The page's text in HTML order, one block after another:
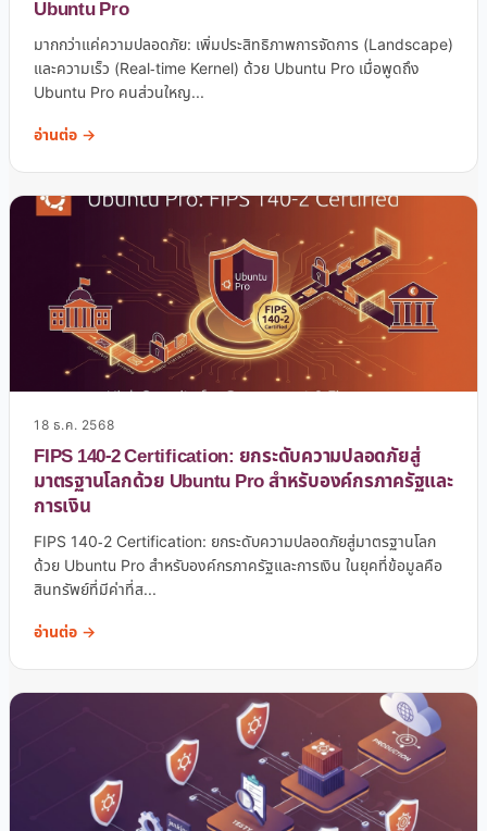
Ubuntu Pro
มากกว่าแค่ความปลอดภัย: เพิ่มประสิทธิภาพการจัดการ (Landscape)
และความเร็ว (Real-time Kernel) ด้วย Ubuntu Pro เมื่อพูดถึง
Ubuntu Pro คนส่วนใหญ...
อ่านต่อ →
18 ธ.ค. 2568
FIPS 140-2 Certification: ยกระดับความปลอดภัยสู่
มาตรฐานโลกด้วย Ubuntu Pro สำหรับองค์กรภาครัฐและ
การเงิน
FIPS 140-2 Certification: ยกระดับความปลอดภัยสู่มาตรฐานโลก
ด้วย Ubuntu Pro สำหรับองค์กรภาครัฐและการเงิน ในยุคที่ข้อมูลคือ
สินทรัพย์ที่มีค่าที่ส...
อ่านต่อ →